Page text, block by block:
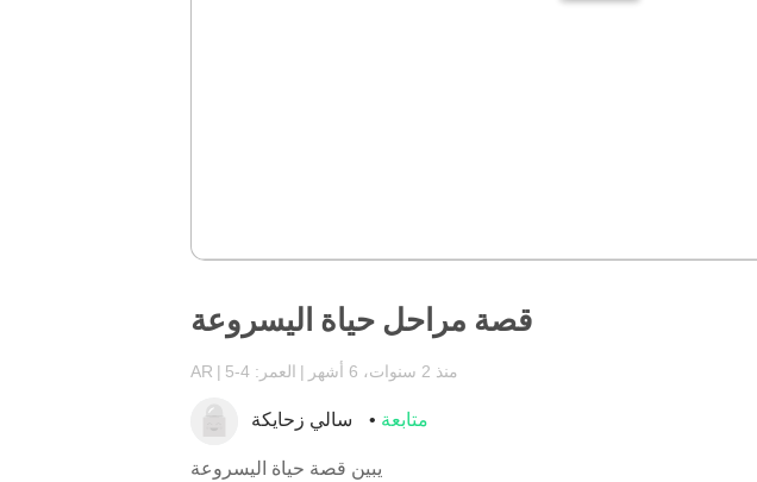
قصة مراحل حياة اليسروعة
AR العمر: 4-5 منذ 2 سنوات، 6 أشهر
متابعة
يبين قصة حياة اليسروعة